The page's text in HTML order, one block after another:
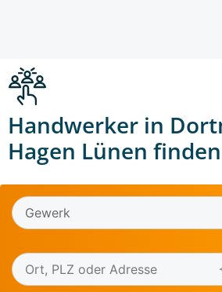
Handwerker in
Hagen Lünen finden